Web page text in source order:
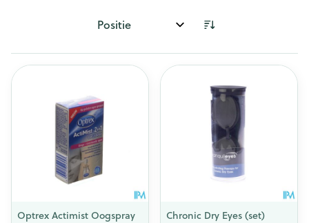
Sorteer op:
Optrex Actimist Oogspray
Chronic Dry Eyes (set)